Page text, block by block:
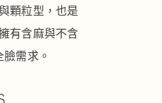
顆粒型，也是
有含麻與不含
需求。